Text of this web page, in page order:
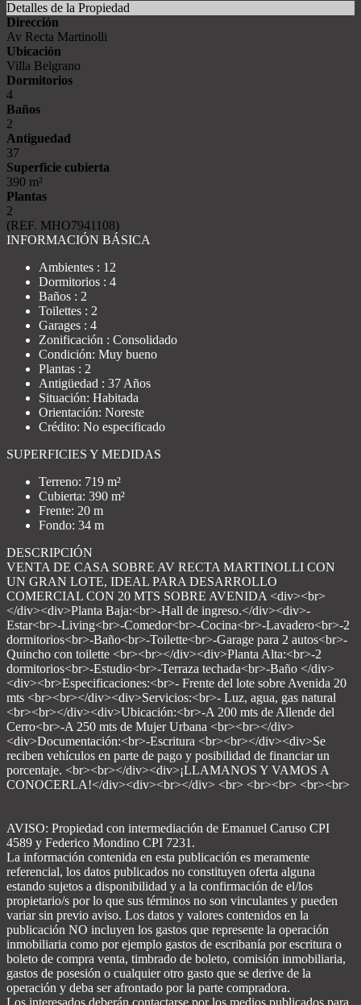
Detalles de la Propiedad
Dirección
Av Recta Martinolli
Ubicación
Villa Belgrano
Dormitorios
4
Baños
2
Antiguedad
37
Superficie cubierta
390 m²
Plantas
2
(REF. MHO7941108)
INFORMACIÓN BÁSICA
Ambientes : 12
Dormitorios : 4
Baños : 2
Toilettes : 2
Garages : 4
Zonificación : Consolidado
Condición: Muy bueno
Plantas : 2
Antigüedad : 37 Años
Situación: Habitada
Orientación: Noreste
Crédito: No especificado
SUPERFICIES Y MEDIDAS
Terreno: 719 m²
Cubierta: 390 m²
Frente: 20 m
Fondo: 34 m
DESCRIPCIÓN
VENTA DE CASA SOBRE AV RECTA MARTINOLLI CON
UN GRAN LOTE, IDEAL PARA DESARROLLO
COMERCIAL CON 20 MTS SOBRE AVENIDA <div><br>
</div><div>Planta Baja:<br>-Hall de ingreso.</div><div>-
Estar<br>-Living<br>-Comedor<br>-Cocina<br>-Lavadero<br>-2
dormitorios<br>-Baño<br>-Toilette<br>-Garage para 2 autos<br>-
Quincho con toilette <br><br></div><div>Planta Alta:<br>-2
dormitorios<br>-Estudio<br>-Terraza techada<br>-Baño </div>
<div><br>Especificaciones:<br>- Frente del lote sobre Avenida 20
mts <br><br></div><div>Servicios:<br>- Luz, agua, gas natural
<br><br></div><div>Ubicación:<br>-A 200 mts de Allende del
Cerro<br>-A 250 mts de Mujer Urbana <br><br></div>
<div>Documentación:<br>-Escritura <br><br></div><div>Se
reciben vehículos en parte de pago y posibilidad de financiar un
porcentaje. <br><br></div><div>¡LLAMANOS Y VAMOS A
CONOCERLA!</div><div><br></div> <br> <br><br> <br><br>
AVISO: Propiedad con intermediación de Emanuel Caruso CPI
4589 y Federico Mondino CPI 7231.
La información contenida en esta publicación es meramente
referencial, los datos publicados no constituyen oferta alguna
estando sujetos a disponibilidad y a la confirmación de el/los
propietario/s por lo que sus términos no son vinculantes y pueden
variar sin previo aviso. Los datos y valores contenidos en la
publicación NO incluyen los gastos que represente la operación
inmobiliaria como por ejemplo gastos de escribanía por escritura o
boleto de compra venta, timbrado de boleto, comisión inmobiliaria,
gastos de posesión o cualquier otro gasto que se derive de la
operación y deba ser afrontado por la parte compradora.
Los interesados deberán contactarse por los medios publicados para